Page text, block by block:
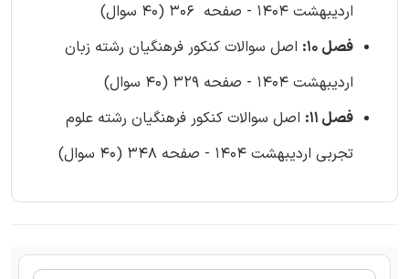
اردیبهشت 1404 - صفحه 306 (40 سوال)
فصل 10:
اصل سوالات کنکور فرهنگیان رشته زبان
اردیبهشت 1404 - صفحه 329 (40 سوال)
فصل 11:
اصل سوالات کنکور فرهنگیان رشته علوم
تجربی اردیبهشت 1404 - صفحه 348 (40 سوال)